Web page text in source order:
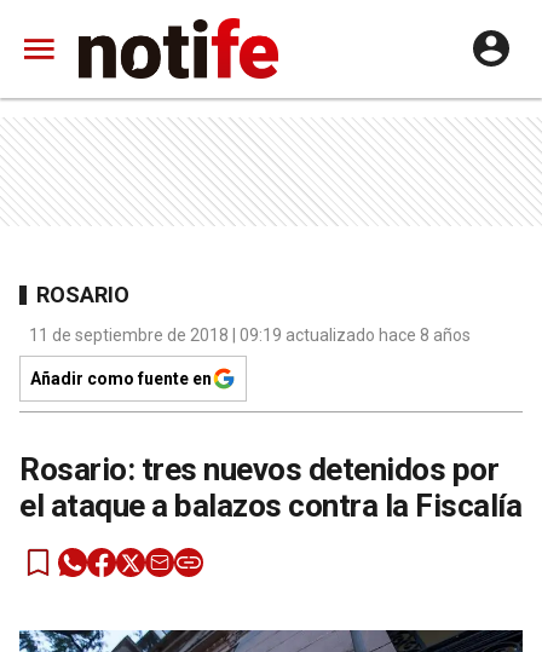
ROSARIO
11 de septiembre de 2018 | 09:19 actualizado hace 8 años
Añadir como fuente en
Rosario: tres nuevos detenidos por
el ataque a balazos contra la Fiscalía